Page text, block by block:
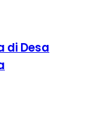
di Desa